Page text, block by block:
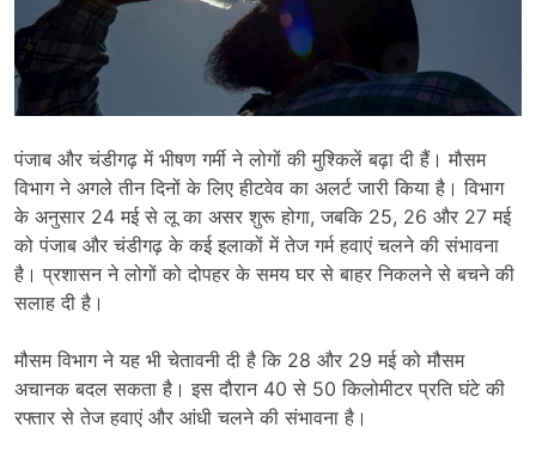
पंजाब और चंडीगढ़ में भीषण गर्मी ने लोगों की मुश्किलें बढ़ा दी हैं। मौसम
विभाग ने अगले तीन दिनों के लिए हीटवेव का अलर्ट जारी किया है। विभाग
के अनुसार 24 मई से लू का असर शुरू होगा, जबकि 25, 26 और 27 मई
को पंजाब और चंडीगढ़ के कई इलाकों में तेज गर्म हवाएं चलने की संभावना
है। प्रशासन ने लोगों को दोपहर के समय घर से बाहर निकलने से बचने की
सलाह दी है।
मौसम विभाग ने यह भी चेतावनी दी है कि 28 और 29 मई को मौसम
अचानक बदल सकता है। इस दौरान 40 से 50 किलोमीटर प्रति घंटे की
रफ्तार से तेज हवाएं और आंधी चलने की संभावना है।